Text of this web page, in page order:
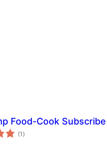
Food-Cook Subscribe
(1 total
aprecieri
)